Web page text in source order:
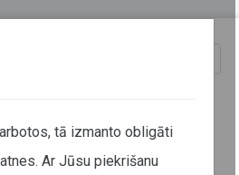
tā izmanto obligāti
Ar Jūsu piekrišanu